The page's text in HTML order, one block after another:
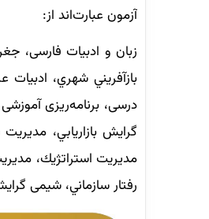
آزمون عبارت‌اند از:
زبان و ادبیات فارسی،
بازآفريني شهري،
درسی، برنامه‌ریزی
گرايش بازاريابي،
مديريت استراتژيك،
رفتار سازماني، شیمی